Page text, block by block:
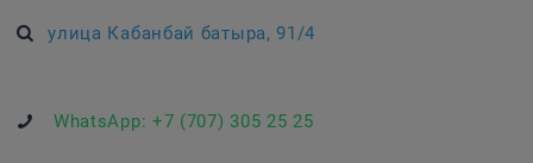
улица Кабанбай батыра, 91/4
WhatsApp: +7 (707) 305 25 25